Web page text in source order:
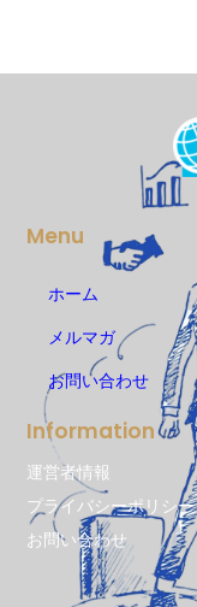
Menu
ホーム
メルマガ
お問い合わせ
Information
運営者情報
プライバシーポリシー
お問い合わせ